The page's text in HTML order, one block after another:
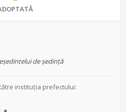
de ședință
instituția prefectului: